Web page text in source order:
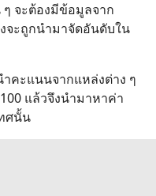
จะต้องมีข้อมูลจาก
จะถูกนำมาจัดอันดับใน
ำคะแนนจากแหล่งต่าง ๆ
แล้วจึงนำมาหาค่า
ศนั้น